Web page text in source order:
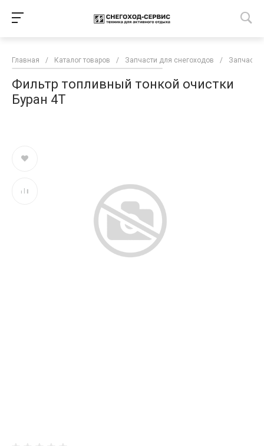
Главная / Каталог товаров / Запчасти для снегоходов / Запчасти
Фильтр топливный тонкой очистки
Буран 4Т